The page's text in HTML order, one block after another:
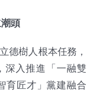
頭
德樹人根本任務，
深入推進「一融雙
育匠才」黨建融合